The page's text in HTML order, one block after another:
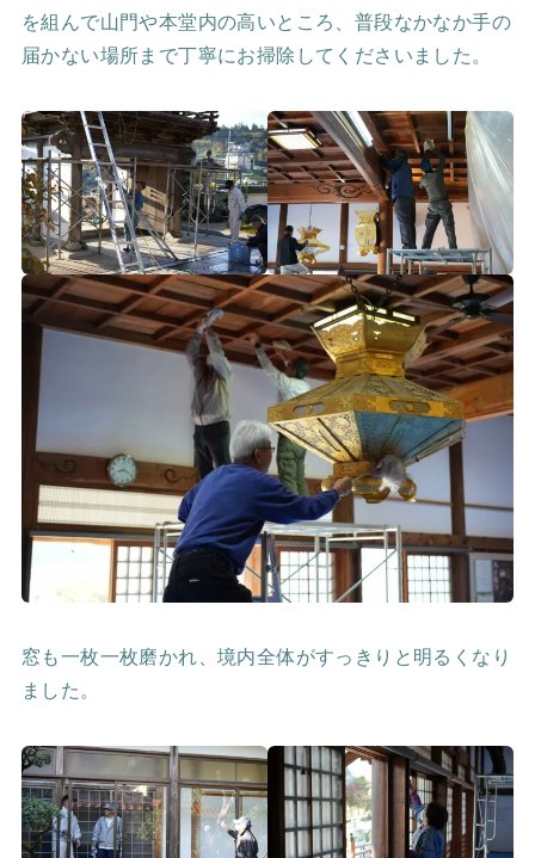
を組んで山門や本堂内の高いところ、普段なかなか手の
届かない場所まで丁寧にお掃除してくださいました。
窓も一枚一枚磨かれ、境内全体がすっきりと明るくなり
ました。